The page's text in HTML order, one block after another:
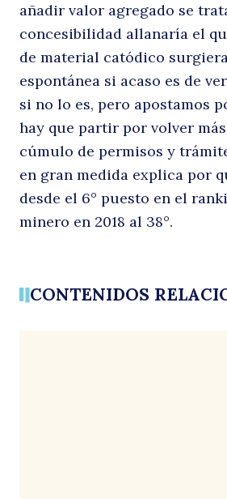
añadir valor agregado se
concesibilidad allanaría el
de material catódico
espontánea si acaso es de
si no lo es, pero apostamos
hay que partir por volver
cúmulo de permisos y
en gran medida explica por
desde el 6° puesto en el
minero en 2018 al 38°.
CONTENIDOS